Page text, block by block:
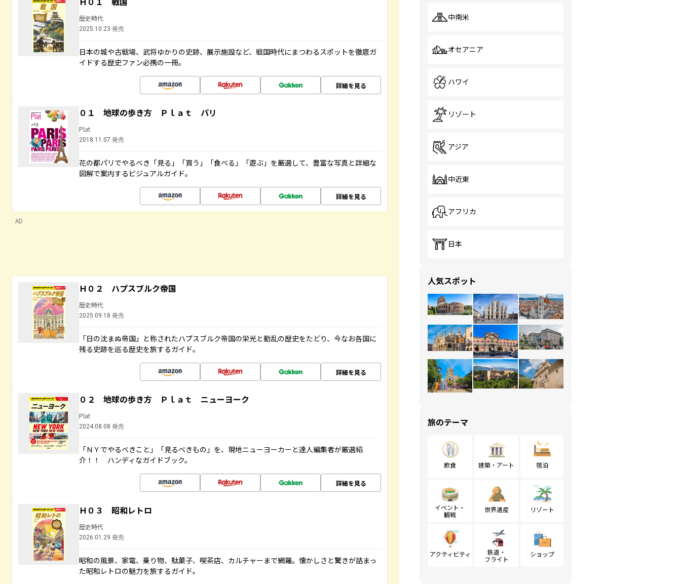
歴史時代
2025.10.23 発売
日本の城や古戦場、武将ゆかりの史跡、展示施設など、戦国時代にまつわるスポットを徹底ガ
イドする歴史ファン必携の一冊。
詳細を見る
０１ 地球の歩き方 Ｐｌａｔ パリ
Plat
2018.11.07 発売
花の都パリでやるべき「見る」「買う」「食べる」「遊ぶ」を厳選して、豊富な写真と詳細な
図解で案内するビジュアルガイド。
詳細を見る
AD
Ｈ０２ ハプスブルク帝国
歴史時代
2025.09.18 発売
「日の沈まぬ帝国」と称されたハプスブルク帝国の栄光と動乱の歴史をたどり、今なお各国に
残る史跡を巡る歴史を旅するガイド。
詳細を見る
０２ 地球の歩き方 Ｐｌａｔ ニューヨーク
Plat
2024.08.08 発売
「ＮＹでやるべきこと」「見るべきもの」を、現地ニューヨーカーと達人編集者が厳選紹
介！！ ハンディなガイドブック。
詳細を見る
Ｈ０３ 昭和レトロ
歴史時代
2026.01.29 発売
昭和の風景、家電、乗り物、駄菓子、喫茶店、カルチャーまで網羅。懐かしさと驚きが詰まっ
た昭和レトロの魅力を旅するガイド。
中南米
オセアニア
ハワイ
リゾート
アジア
中近東
アフリカ
日本
人気スポット
旅のテーマ
飲食 建築・アート 宿泊
イベント・
観戦
世界遺産 リゾート
アクティビティ
鉄道・
フライト
ショップ